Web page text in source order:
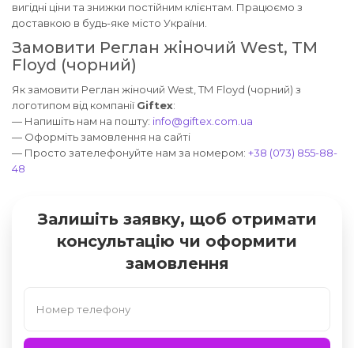
вигідні ціни та знижки постійним клієнтам. Працюємо з
доставкою в будь-яке місто України.
Замовити Реглан жіночий West, ТМ
Floyd (чорний)
Як замовити Реглан жіночий West, ТМ Floyd (чорний) з
логотипом від компанії Giftex:
— Напишіть нам на пошту: info@giftex.com.ua
— Оформіть замовлення на сайті
— Просто зателефонуйте нам за номером: +38 (073) 855-88-
48
Залишіть заявку, щоб отримати
консультацію чи оформити
замовлення